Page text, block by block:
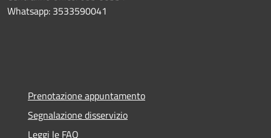
Whatsapp: 3533590041
Prenotazione appuntamento
Segnalazione disservizio
Leggi le FAQ